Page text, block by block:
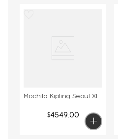
Mochila Kipling Seoul Xl
$4549.00